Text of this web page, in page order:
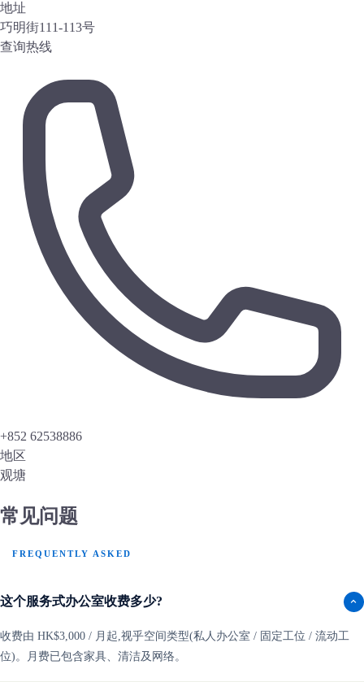
地址
巧明街111-113号
查询热线
+852 62538886
地区
观塘
常见问题
FREQUENTLY ASKED
这个服务式办公室收费多少?
收费由 HK$3,000 / 月起,视乎空间类型(私人办公室 / 固定工位 / 流动工
位)。月费已包含家具、清洁及网络。